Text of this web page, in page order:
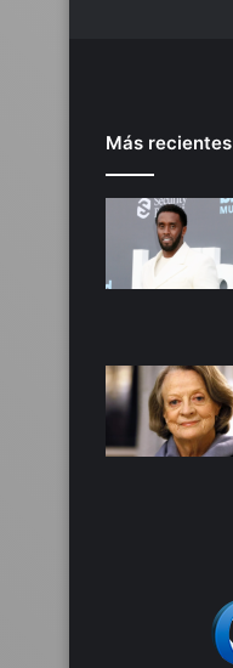
Más recientes